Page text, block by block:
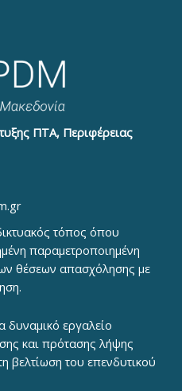
ΠΤΑ, Περιφέρειας
τόπος όπου
παραμετροποιημένη
θέσεων απασχόλησης με
δυναμικό εργαλείο
και πρότασης λήψης
του επενδυτικού